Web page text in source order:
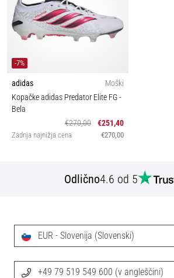
-7%
adidas
Moški
Kopačke adidas Predator Elite FG-
Bela
€270,00
€251,40
Zadnja najnižja cena €270,00
Odlično4.6 od 5
EUR - Slovenija (Slovenski)
+49 79 519 549 600 (v angleščini)